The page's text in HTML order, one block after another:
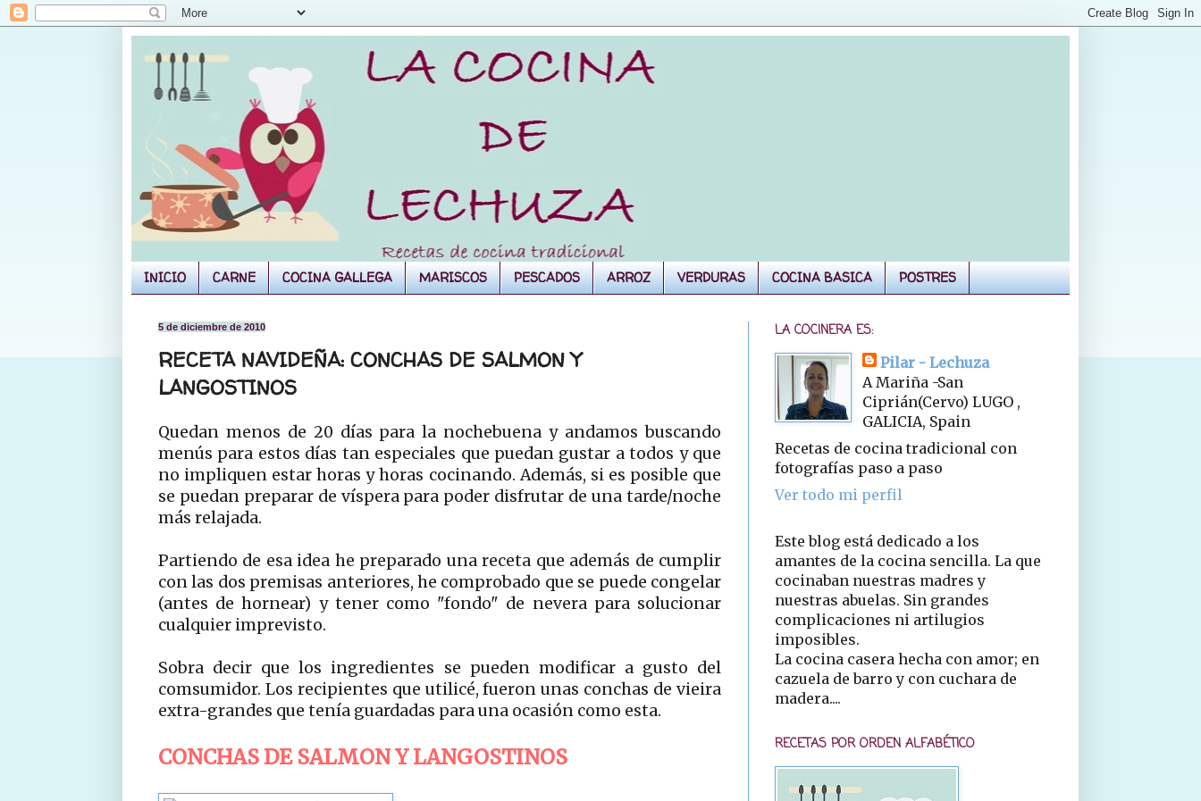
INICIO CARNE COCINA GALLEGA MARISCOS PESCADOS ARROZ VERDURAS COCINA BASICA POSTRES
5 de diciembre de 2010
RECETA NAVIDEÑA: CONCHAS DE SALMON Y
LANGOSTINOS
Quedan menos de 20 días para la nochebuena y andamos buscando
menús para estos días tan especiales que puedan gustar a todos y que
no impliquen estar horas y horas cocinando. Además, si es posible que
se puedan preparar de víspera para poder disfrutar de una tarde/noche
más relajada.
Partiendo de esa idea he preparado una receta que además de cumplir
con las dos premisas anteriores, he comprobado que se puede congelar
(antes de hornear) y tener como "fondo" de nevera para solucionar
cualquier imprevisto.
Sobra decir que los ingredientes se pueden modificar a gusto del
comsumidor. Los recipientes que utilicé, fueron unas conchas de vieira
extra-grandes que tenía guardadas para una ocasión como esta.
CONCHAS DE SALMON Y LANGOSTINOS
LA COCINERA ES:
Pilar - Lechuza
A Mariña -San
Ciprián(Cervo) LUGO ,
GALICIA, Spain
Recetas de cocina tradicional con
fotografías paso a paso
Ver todo mi perfil
Este blog está dedicado a los
amantes de la cocina sencilla. La que
cocinaban nuestras madres y
nuestras abuelas. Sin grandes
complicaciones ni artilugios
imposibles.
La cocina casera hecha con amor; en
cazuela de barro y con cuchara de
madera....
RECETAS POR ORDEN ALFABÉTICO